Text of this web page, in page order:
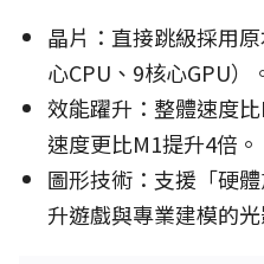
晶片：直接跳級採用
心CPU、9核心GPU）
效能躍升：整體速度
速度更比M1提升4倍。
圖形技術：支援「硬
升遊戲與專業建模的光